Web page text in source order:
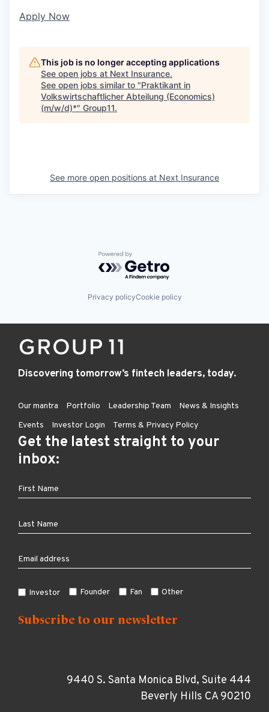
Apply Now
This job is no longer accepting applications
See open jobs at Next Insurance.
See open jobs similar to "Praktikant in
Volkswirtschaftlicher Abteilung (Economics)
(m/w/d)*" Group11.
See more open positions at Next Insurance
Powered by Getro.com
Privacy policyCookie policy
Discovering tomorrow’s fintech leaders, today.
Our mantra Portfolio Leadership Team
News & Insights
Events
Investor Login Terms & Privacy Policy
Get the latest straight to your
inbox:
Investor Founder Fan Other
9440 S. Santa Monica Blvd, Suite 444
Beverly Hills CA 90210